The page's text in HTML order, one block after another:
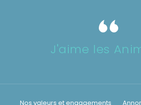
J'aime les
Nos valeurs et engagements